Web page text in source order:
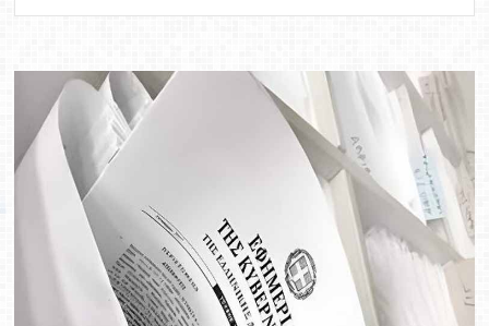
αξιολογικός
πίνακας
ωρομίσθιου
προσωπικού